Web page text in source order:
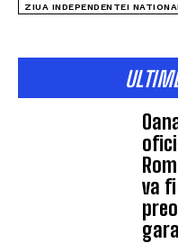
ZIUA INDEPENDENTEI
va